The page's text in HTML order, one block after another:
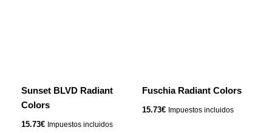
Sunset BLVD Radiant
Colors
15.73€ Impuestos incluidos
Fuschia Radiant Colors
15.73€ Impuestos incluidos